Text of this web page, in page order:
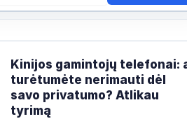
Kinijos gamintojų telefonai:
turėtumėte nerimauti dėl
savo privatumo? Atlikau
tyrimą